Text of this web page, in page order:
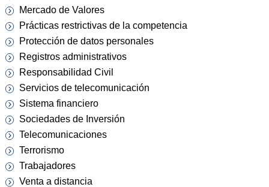
Mercado de Valores
Prácticas restrictivas de la competencia
Protección de datos personales
Registros administrativos
Responsabilidad Civil
Servicios de telecomunicación
Sistema financiero
Sociedades de Inversión
Telecomunicaciones
Terrorismo
Trabajadores
Venta a distancia